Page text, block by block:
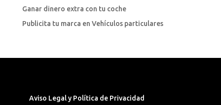
Ganar dinero extra con tu coche
Publicita tu marca en Vehículos particulares
Aviso Legal y Política de Privacidad